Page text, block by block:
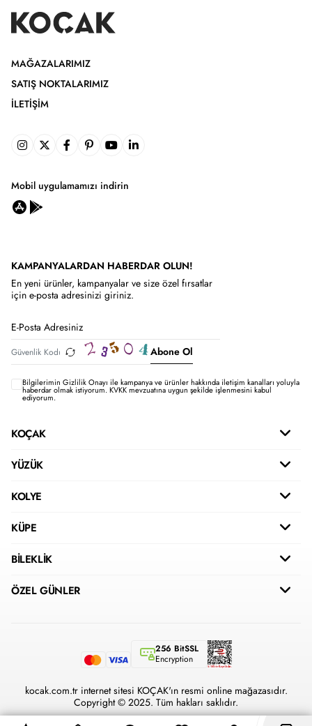
MAĞAZALARIMIZ
SATIŞ NOKTALARIMIZ
İLETIŞIM
Mobil uygulamamızı indirin
KAMPANYALARDAN HABERDAR OLUN!
En yeni ürünler, kampanyalar ve size özel fırsatlar
için e-posta adresinizi giriniz.
Abone Ol
Bilgilerimin Gizlilik Onayı ile kampanya ve ürünler hakkında iletişim kanalları yoluyla
haberdar olmak istiyorum.KVKK mevzuatına uygun şekilde işlenmesini kabul
ediyorum.
KOÇAK
YÜZÜK
KOLYE
KÜPE
BİLEKLİK
ÖZEL GÜNLER
256 BitSSL
Encryption
kocak.com.tr internet sitesi KOÇAK'ın resmi online mağazasıdır.
Copyright © 2025. Tüm hakları saklıdır.